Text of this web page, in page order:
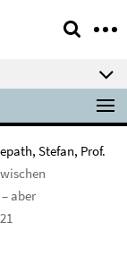
Stefan, Prof.
aber